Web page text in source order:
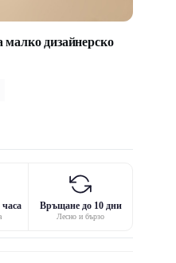
дизайнерско
Връщане до 10 дни
Лесно и бързо